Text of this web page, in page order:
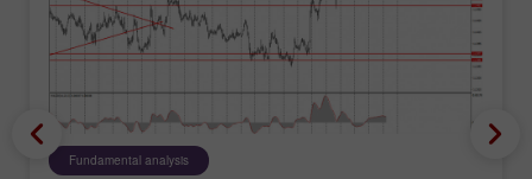
Fundamental analysis